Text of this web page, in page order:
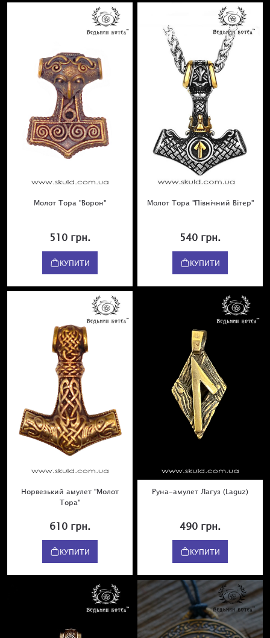
Молот Тора "Ворон"
510 грн.
КУПИТИ
Молот Тора "Північний Вітер"
540 грн.
КУПИТИ
Норвезький амулет "Молот
Тора"
610 грн.
КУПИТИ
Руна-амулет Лагуз (Laguz)
490 грн.
КУПИТИ